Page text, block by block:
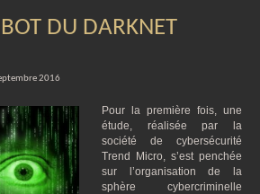
DU DARKNET
2016
Pour la première fois, une
étude, réalisée par la
société de cybersécurité
Trend Micro, s’est penchée
sur l’organisation de la
sphère cybercriminelle